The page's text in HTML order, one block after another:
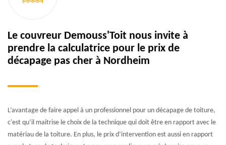
Le couvreur Demouss'Toit nous invite à
prendre la calculatrice pour le prix de
décapage pas cher à Nordheim
L’avantage de faire appel à un professionnel pour un décapage de toiture,
c'est qu’il maitrise le choix de la technique qui doit être en rapport avec le
matériau de la toiture. En plus, le prix d’intervention est aussi en rapport